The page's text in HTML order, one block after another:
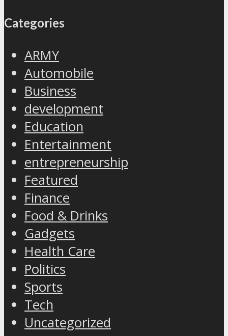
Categories
ARMY
Automobile
Business
development
Education
Entertainment
entrepreneurship
Featured
Finance
Food & Drinks
Gadgets
Health Care
Politics
Sports
Tech
Uncategorized